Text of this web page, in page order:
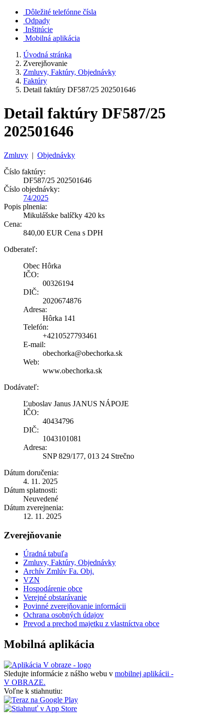
Dôležité telefónne čísla
Odpady
Inštitúcie
Mobilná aplikácia
Úvodná stránka
Zverejňovanie
Zmluvy, Faktúry, Objednávky
Faktúry
Detail faktúry DF587/25 202501646
Detail faktúry DF587/25
202501646
Zmluvy | Objednávky
Číslo faktúry:
DF587/25 202501646
Číslo objednávky:
74/2025
Popis plnenia:
Mikulášske balíčky 420 ks
Cena:
840,00 EUR Cena s DPH
Odberateľ:
Obec Hôrka
IČO:
00326194
DIČ:
2020674876
Adresa:
Hôrka 141
Telefón:
+4210527793461
E-mail:
obechorka@obechorka.sk
Web:
www.obechorka.sk
Dodávateľ:
Ľuboslav Janus JANUS NÁPOJE
IČO:
40434796
DIČ:
1043101081
Adresa:
SNP 829/177, 013 24 Strečno
Dátum doručenia:
4. 11. 2025
Dátum splatnosti:
Neuvedené
Dátum zverejnenia:
12. 11. 2025
Zverejňovanie
Úradná tabuľa
Zmluvy, Faktúry, Objednávky
Archív Zmlúv Fa. Obj.
VZN
Hospodárenie obce
Verejné obstarávanie
Povinné zverejňovanie informácii
Ochrana osobných údajov
Prevod a prechod majetku z vlastníctva obce
Mobilná aplikácia
Sledujte informácie z nášho webu v mobilnej aplikácii -
V OBRAZE.
Voľne k stiahnutiu: